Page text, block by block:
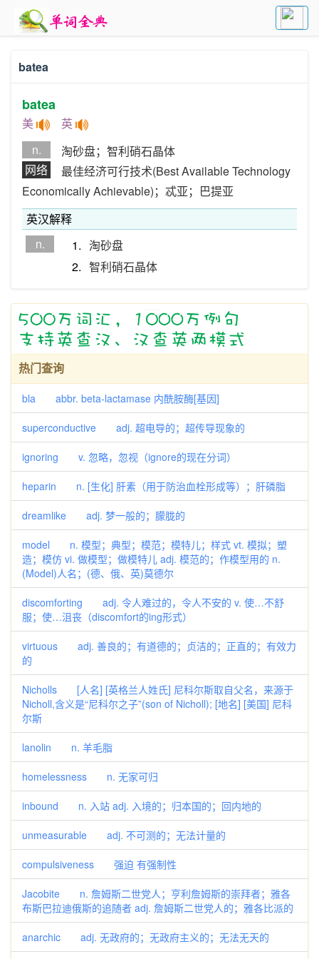
batea
batea
美 英
n.
淘砂盘；智利硝石晶体
网络
最佳经济可行技术(Best Available Technology
Economically Achievable)；忒亚；巴提亚
英汉解释
n.
1. 淘砂盘
2. 智利硝石晶体
热门查询
bla abbr. beta-lactamase 内酰胺酶[基因]
superconductive adj. 超电导的；超传导现象的
ignoring v. 忽略，忽视（ignore的现在分词）
heparin n. [生化] 肝素（用于防治血栓形成等）；肝磷脂
dreamlike adj. 梦一般的；朦胧的
model n. 模型；典型；模范；模特儿；样式 vt. 模拟；塑
造；模仿 vi. 做模型；做模特儿 adj. 模范的；作模型用的 n.
(Model)人名；(德、俄、英)莫德尔
discomforting adj. 令人难过的，令人不安的 v. 使…不舒
服；使…沮丧（discomfort的ing形式）
virtuous adj. 善良的；有道德的；贞洁的；正直的；有效力
的
Nicholls [人名] [英格兰人姓氏] 尼科尔斯取自父名，来源于
Nicholl,含义是“尼科尔之子”(son of Nicholl); [地名] [美国] 尼科
尔斯
lanolin n. 羊毛脂
homelessness n. 无家可归
inbound n. 入站 adj. 入境的；归本国的；回内地的
unmeasurable adj. 不可测的；无法计量的
compulsiveness 强迫 有强制性
Jacobite n. 詹姆斯二世党人；亨利詹姆斯的崇拜者；雅各
布斯巴拉迪俄斯的追随者 adj. 詹姆斯二世党人的；雅各比派的
anarchic adj. 无政府的；无政府主义的；无法无天的